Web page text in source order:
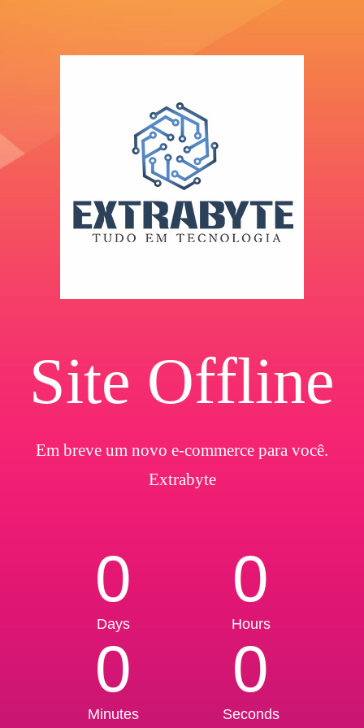
Site Offline
Em breve um novo e-commerce para você.
Extrabyte
0
Days
0
Hours
0
Minutes
0
Seconds